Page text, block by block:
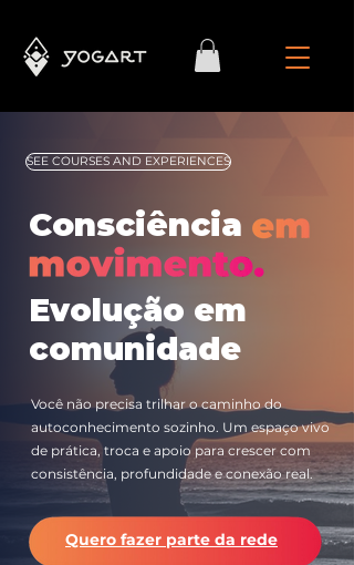
SEE COURSES AND EXPERIENCES
Consciência
Evolução em
comunidade
Você não precisa trilhar o caminho do
autoconhecimento sozinho. Um espaço vivo
de prática, troca e apoio para crescer com
consistência, profundidade e conexão real.
Quero fazer parte da rede